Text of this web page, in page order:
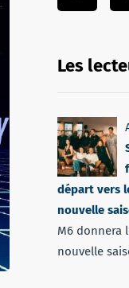
Les
départ vers
nouvelle
M6 donnera
nouvelle